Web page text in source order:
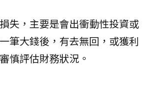
失，主要是會出衝動性投資或
筆大錢後，有去無回，或獲利
慎評估財務狀況。